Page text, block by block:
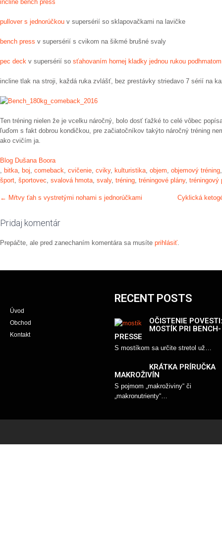
incline bench press
pullover s jednorúčkou v supersérií so sklapovačkami na lavičke
bench press v supersérií s cvikom na šikmé brušné svaly
pec deck v supersérií so sťahovaním hornej kladky jednou rukou podhmatom
incline tlak na stroji, každá ruka zvlášť, bez prestávky striedavo 7 sérií na
Ten tréning nielen že je vcelku náročný, bolo dosť ťažké to celé vôbec
ľuďom s fakt dobrou kondičkou, pre začiatočníkov takýto náročný tréning
ako cvičím ja.
Blog Dušana Boora
, bitka, boj, comeback, cvičenie, cviky, kulturistika, objem, objemový tréning
šport, športovec, svalová hmota, svaly, tréning, tréningové plány, tréningový
Post
← Mŕtvy ťah s vystretými nohami s jednorúčkami Cyklická
Pridaj komentár
Prepáčte, ale pred zanechaním komentára sa musíte prihlásiť.
Úvod
Obchod
Kontakt
RECENT POSTS
OČISTENIE POVESTI:
MOSTÍK PRI BENCH-
PRESSE
S mostíkom sa určite stretol už…
KRÁTKA PRÍRUČKA
MAKROŽIVÍN
S pojmom „makroživiny“ či
„makronutrienty“…